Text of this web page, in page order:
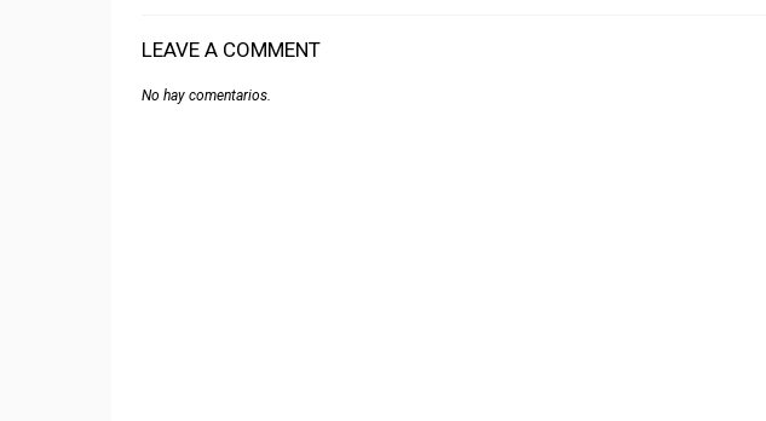
LEAVE A COMMENT
No hay comentarios.